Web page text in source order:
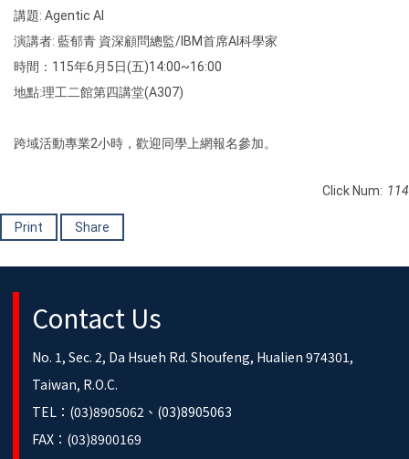
講題: Agentic AI
演講者: 藍郁青 資深顧問總監/IBM首席AI科學家
時間：115年6月5日(五)14:00~16:00
地點:理工二館第四講堂(A307)
跨域活動專業2小時，歡迎同學上網報名參加。
Click Num: 114
Print Share
Contact Us
No. 1, Sec. 2, Da Hsueh Rd. Shoufeng, Hualien 974301,
Taiwan, R.O.C.
TEL：(03)8905062、(03)8905063
FAX：(03)8900169